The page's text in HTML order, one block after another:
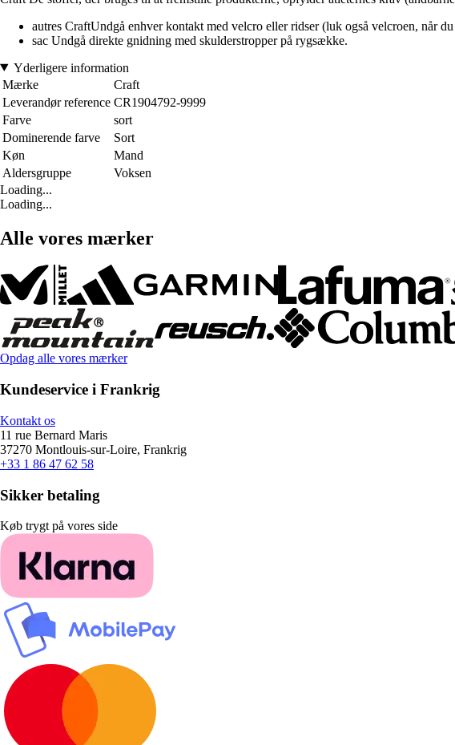
autres CraftUndgå enhver kontakt med velcro eller ridser (luk også velcroen, når
sac Undgå direkte gnidning med skulderstropper på rygsække.
Yderligere information
Mærke
Craft
Leverandør reference CR1904792-9999
Farve
sort
Dominerende farve
Sort
Køn
Mand
Aldersgruppe
Voksen
Loading...
Loading...
Alle vores mærker
Opdag alle vores mærker
Kundeservice i Frankrig
Kontakt os
11 rue Bernard Maris
37270 Montlouis-sur-Loire, Frankrig
+33 1 86 47 62 58
Sikker betaling
Køb trygt på vores side